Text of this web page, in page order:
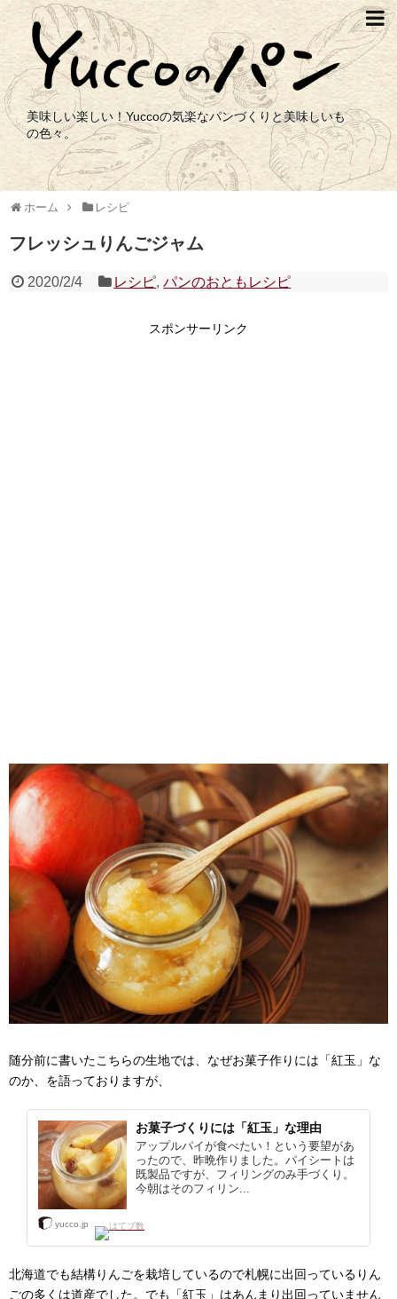
美味しい楽しい！Yuccoの気楽なパンづくりと美味しいも
の色々。
ホーム レシピ
フレッシュりんごジャム
2020/2/4 レシピ,パンのおともレシピ
スポンサーリンク
随分前に書いたこちらの生地では、なぜお菓子作りには「紅玉」な
のか、を語っておりますが、
お菓子づくりには「紅玉」な理由
アップルパイが食べたい！という要望があ
ったので、昨晩作りました。パイシートは
既製品ですが、フィリングのみ手づくり。
今朝はそのフィリン...
yucco.jp
北海道でも結構りんごを栽培しているので札幌に出回っているりん
ごの多くは道産でした。でも「紅玉」はあんまり出回っていません